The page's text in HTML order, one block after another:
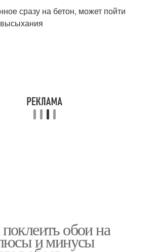
сразу на бетон, может пойти
обои на
и минусы